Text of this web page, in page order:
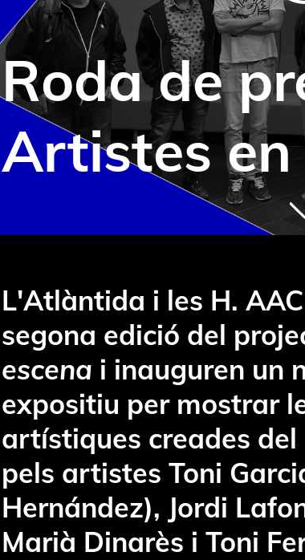
Roda de
Artistes en
L'Atlàntida i les H.
segona edició del
escena i inauguren un
expositiu per mostrar
artístiques creades del
pels artistes Toni
Hernández), Jordi
Marià Dinarès i Toni